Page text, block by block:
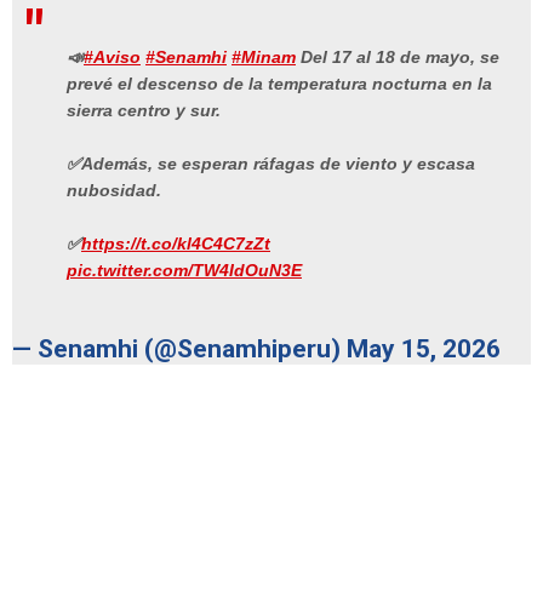
📣#Aviso #Senamhi #Minam Del 17 al 18 de mayo, se
prevé el descenso de la temperatura nocturna en la
sierra centro y sur.
✅Además, se esperan ráfagas de viento y escasa
nubosidad.
✅https://t.co/kl4C4C7zZt
pic.twitter.com/TW4IdOuN3E
— Senamhi (@Senamhiperu) May 15, 2026